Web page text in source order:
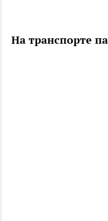
На транспорте